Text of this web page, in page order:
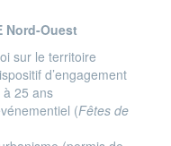
Nord-Ouest
sur le territoire
d’engagement
25 ans
(Fêtes de